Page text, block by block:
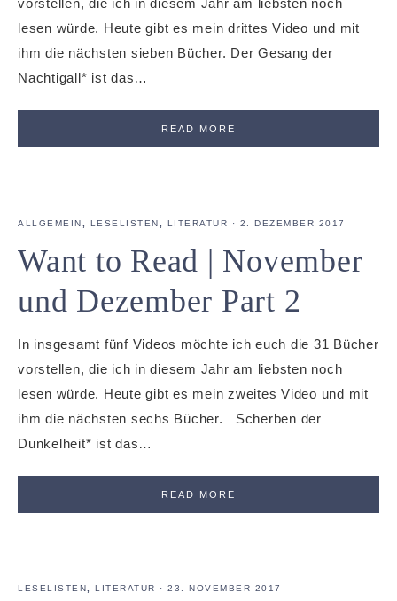
vorstellen, die ich in diesem Jahr am liebsten noch
lesen würde. Heute gibt es mein drittes Video und mit
ihm die nächsten sieben Bücher. Der Gesang der
Nachtigall* ist das…
READ MORE
ALLGEMEIN LESELISTEN LITERATUR · 2. DEZEMBER 2017
Want to Read | November
und Dezember Part 2
In insgesamt fünf Videos möchte ich euch die 31 Bücher
vorstellen, die ich in diesem Jahr am liebsten noch
lesen würde. Heute gibt es mein zweites Video und mit
ihm die nächsten sechs Bücher. Scherben der
Dunkelheit* ist das…
READ MORE
LESELISTEN LITERATUR · 23. NOVEMBER 2017